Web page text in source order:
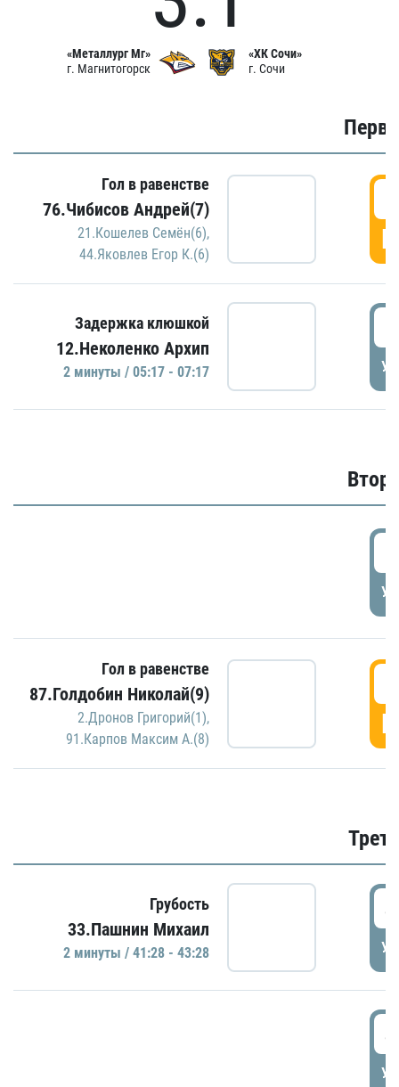
«Металлург Мг»
г. Магнитогорск
«ХК Сочи»
г. Сочи
Гол в равенстве
76.Чибисов Андрей(7)
21.Кошелев Семён(6),
44.Яковлев Егор К.(6)
Задержка клюшкой
12.Неколенко Архип
2 минуты / 05:17 - 07:17
Гол в равенстве
87.Голдобин Николай(9)
2.Дронов Григорий(1),
91.Карпов Максим А.(8)
Грубость
33.Пашнин Михаил
2 минуты / 41:28 - 43:28